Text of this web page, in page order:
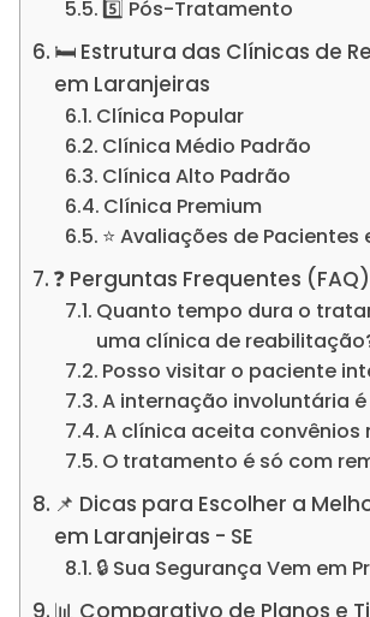
5️⃣ Pós-Tratamento
🛏️ Estrutura das Clínicas de
em Laranjeiras
Clínica Popular
Clínica Médio Padrão
Clínica Alto Padrão
Clínica Premium
⭐ Avaliações de Pacientes
❓ Perguntas Frequentes (FAQ)
Quanto tempo dura o
uma clínica de
Posso visitar o paciente
A internação involuntária é
A clínica aceita convênios
O tratamento é só com
📌 Dicas para Escolher a
em Laranjeiras - SE
🔒 Sua Segurança Vem em
📊 Comparativo de Planos e